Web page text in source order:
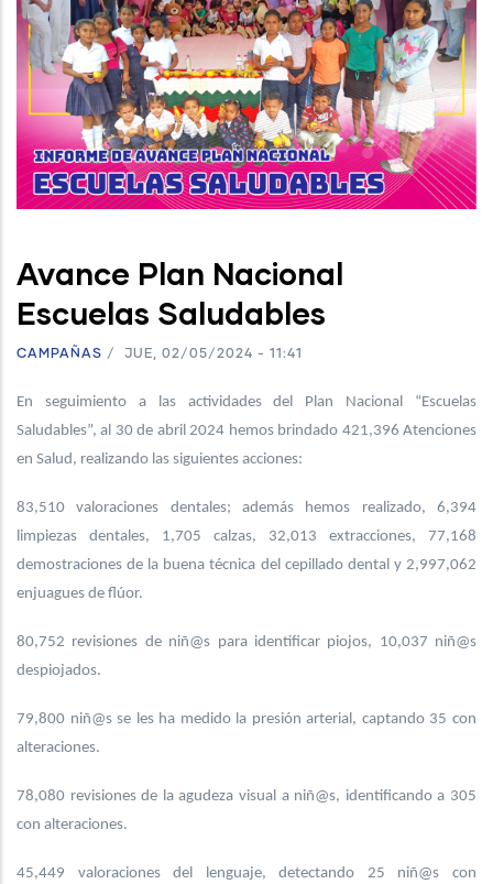
Avance Plan Nacional
Escuelas Saludables
CAMPAÑAS / JUE, 02/05/2024 - 11:41
En seguimiento a las actividades del Plan Nacional “Escuelas
Saludables”, al 30 de abril 2024 hemos brindado 421,396 Atenciones
en Salud, realizando las siguientes acciones:
83,510 valoraciones dentales; además hemos realizado, 6,394
limpiezas dentales, 1,705 calzas, 32,013 extracciones, 77,168
demostraciones de la buena técnica del cepillado dental y 2,997,062
enjuagues de flúor.
80,752 revisiones de niñ@s para identificar piojos, 10,037 niñ@s
despiojados.
79,800 niñ@s se les ha medido la presión arterial, captando 35 con
alteraciones.
78,080 revisiones de la agudeza visual a niñ@s, identificando a 305
con alteraciones.
45,449 valoraciones del lenguaje, detectando 25 niñ@s con